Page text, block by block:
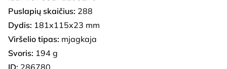
Puslapių skaičius: 288
Dydis: 181x115x23 mm
Viršelio tipas: mjagkaja
Svoris: 194 g